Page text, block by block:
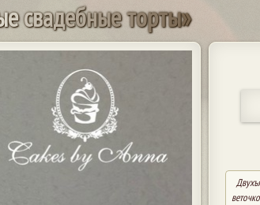
есвадебныеторты»